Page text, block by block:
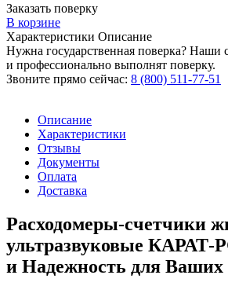
Заказать поверку
В корзине
Характеристики Описание
Нужна государственная поверка? Наши
и профессионально выполнят поверку.
Звоните прямо сейчас: 8 (800) 511-77-51
Описание
Характеристики
Отзывы
Документы
Оплата
Доставка
Расходомеры-счетчики
ультразвуковые КАРАТ-
и Надежность для